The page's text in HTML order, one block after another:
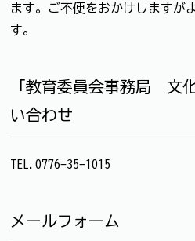
ます。ご不便をおかけしますが
す。
「教育委員会事務局 文
い合わせ
TEL.0776-35-1015
メールフォーム